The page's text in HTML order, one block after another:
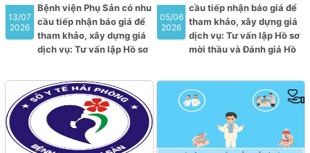
13/07
2026
Bệnh viện Phụ Sản có nhu
cầu tiếp nhận báo giá để
tham khảo, xây dựng giá
dịch vụ: Tư vấn lập Hồ sơ
định kết quả lựa chọn nhà
thầu tham gia gói thầu:
Mua sắm Vắc xin thuộc kế
hoạch lựa chọn nhà thầu
cung cấp thuốc của Bệnh
05/06
2026
cầu tiếp nhận báo giá để
tham khảo, xây dựng giá
dịch vụ: Tư vấn lập Hồ sơ
mời thầu và Đánh giá Hồ
tham gia gói thầu: Mua
sắm hóa chất, vật tư xét
nghiệm HPV của Bệnh
viện Phụ sản Hải Phòng
năm 2026-2027